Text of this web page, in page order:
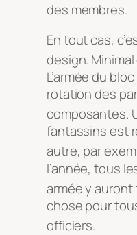
des membres.
En tout cas,
design.
L’armée du
rotation des
composantes.
fantassins est
autre, par
l’année, tous
armée y
chose pour
officiers.